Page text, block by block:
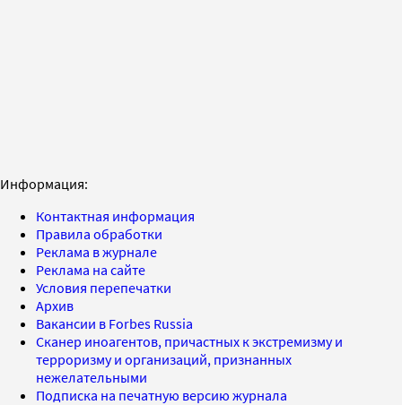
Информация:
Контактная информация
Правила обработки
Реклама в журнале
Реклама на сайте
Условия перепечатки
Архив
Вакансии в Forbes Russia
Сканер иноагентов, причастных к экстремизму и
терроризму и организаций, признанных
нежелательными
Подписка на печатную версию журнала